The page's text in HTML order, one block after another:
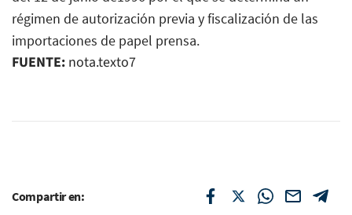
régimen de autorización previa y fiscalización de las
importaciones de papel prensa.
FUENTE: nota.texto7
Compartir en: